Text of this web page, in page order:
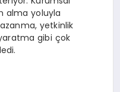
alma yoluyla
yetkinlik
gibi çok